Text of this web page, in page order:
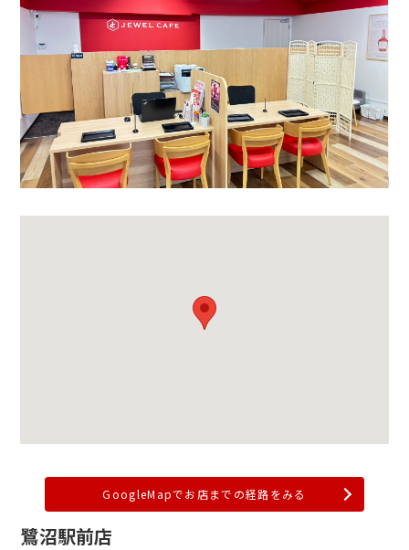
GoogleMapでお店までの経路をみる
鷺沼駅前店